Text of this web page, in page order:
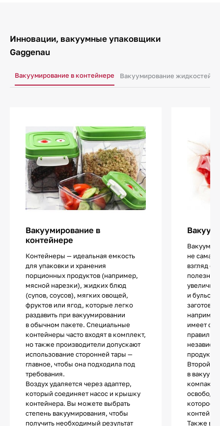
Инновации, вакуумные упаковщики
Gaggenau
Вакуумирование в контейнере Вакуумирование жидкостей
Вакуумирование в
контейнере
Контейнеры — идеальная емкость
для упаковки и хранения
порционных продуктов (например,
мясной нарезки), жидких блюд
(супов, соусов), мягких овощей,
фруктов или ягод, которые легко
раздавить при вакуумировании
в обычном пакете. Специальные
контейнеры часто входят в комплект,
но также производители допускают
использование сторонней тары —
главное, чтобы она подходила под
требования.
Воздух удаляется через адаптер,
который соединяет насос и крышку
контейнера. Вы можете выбрать
степень вакуумирования, чтобы
получить необходимый результат
не самая
взгляд
и
имеет
продукта.
Второй
в
которое
Также в